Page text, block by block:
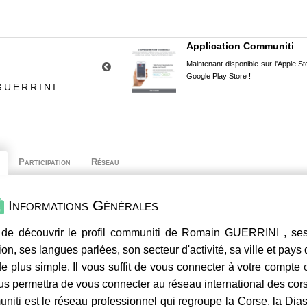
Application Communiti
Maintenant disponible sur l'Apple
Google Play Store !
Participation Réseau
Informations Générales
découvrir le profil communiti de Romain GUERRINI ,
ses langues parlées, son secteur d'activité, sa ville et
plus simple. Il vous suffit de vous connecter à votre compte
permettra de vous connecter au réseau international des
est le réseau professionnel qui regroupe la Corse, la